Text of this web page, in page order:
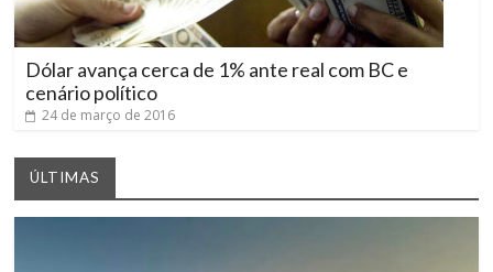
Dólar avança cerca de 1% ante real com BC e
cenário político
24 de março de 2016
ÚLTIMAS